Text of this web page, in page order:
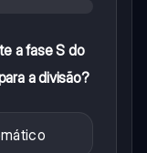
a fase S do
a divisão?